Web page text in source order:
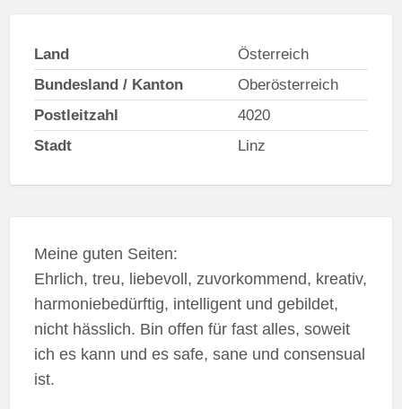
Land
Österreich
Bundesland / Kanton
Oberösterreich
Postleitzahl
4020
Stadt
Linz
Meine guten Seiten:
Ehrlich, treu, liebevoll, zuvorkommend, kreativ,
harmoniebedürftig, intelligent und gebildet,
nicht hässlich. Bin offen für fast alles, soweit
ich es kann und es safe, sane und consensual
ist.